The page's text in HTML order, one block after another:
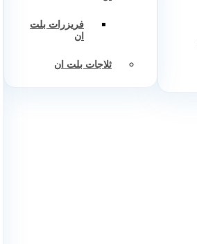
فريزرات بلت
ان
ثلاجات بلت ان